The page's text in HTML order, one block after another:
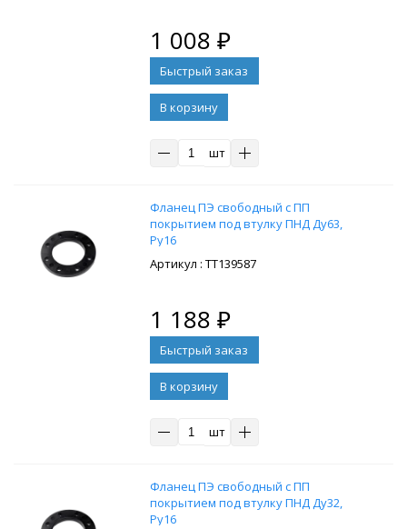
1 008 ₽
В корзину
шт
Фланец ПЭ свободный с ПП
покрытием под втулку ПНД Ду63,
Ру16
: ТТ139587
1 188 ₽
В корзину
шт
Фланец ПЭ свободный с ПП
покрытием под втулку ПНД Ду32,
Ру16